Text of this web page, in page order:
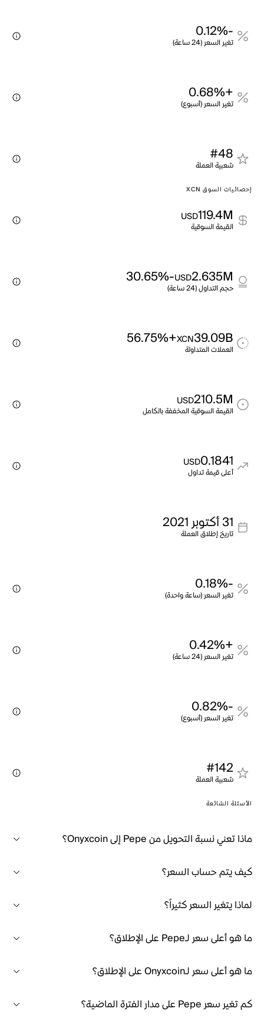
-0.12%
تغير السعر (24 ساعة)
+0.68%
تغير السعر (أسبوع)
#48
شعبية العملة
إحصائيات السوق XCN
119.4M
USD
القيمة السوقية
2.635M
USD
-30.65%
حجم التداول (24 ساعة)
39.09B
XCN
+56.75%
العملات المتداولة
210.5M
USD
القيمة السوقية المخففة بالكامل
0.1841
USD
أعلى قيمة تداول
31 أكتوبر 2021
تاريخ إطلاق العملة
-0.18%
تغير السعر (ساعة واحدة)
+0.42%
تغير السعر (24 ساعة)
-0.82%
تغير السعر (أسبوع)
#142
شعبية العملة
الأسئلة الشائعة
ماذا تعني نسبة التحويل من Pepe إلى Onyxcoin؟
كيف يتم حساب السعر؟
لماذا يتغير السعر كثيراً؟
ما هو أعلى سعر لـPepe على الإطلاق؟
ما هو أعلى سعر لـOnyxcoin على الإطلاق؟
كم تغير سعر Pepe على مدار الفترة الماضية؟